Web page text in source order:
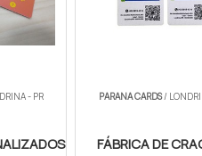
- PR PARANA CARDS/
FÁBRICA DE